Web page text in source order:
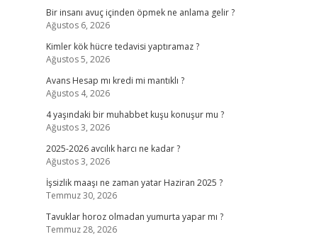
Bir insanı avuç içinden öpmek ne anlama gelir ?
Ağustos 6, 2026
Kimler kök hücre tedavisi yaptıramaz ?
Ağustos 5, 2026
Avans Hesap mı kredi mi mantıklı ?
Ağustos 4, 2026
4 yaşındaki bir muhabbet kuşu konuşur mu ?
Ağustos 3, 2026
2025-2026 avcılık harcı ne kadar ?
Ağustos 3, 2026
İşsizlik maaşı ne zaman yatar Haziran 2025 ?
Temmuz 30, 2026
Tavuklar horoz olmadan yumurta yapar mı ?
Temmuz 28, 2026